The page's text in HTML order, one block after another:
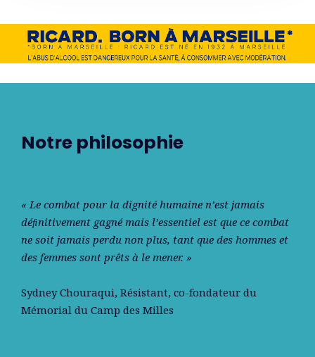
Notre philosophie
« Le combat pour la dignité humaine n’est jamais
déﬁnitivement gagné mais l’essentiel est que ce combat
ne soit jamais perdu non plus, tant que des hommes et
des femmes sont prêts à le mener. »
Sydney Chouraqui, Résistant, co-fondateur du
Mémorial du Camp des Milles